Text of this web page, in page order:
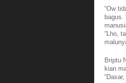
“Ow
bagus.
“Lho,
Briptu
kian